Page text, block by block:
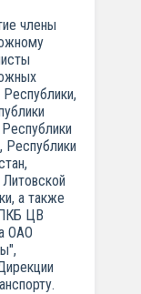
члены
а также
ЦВ
ОАО